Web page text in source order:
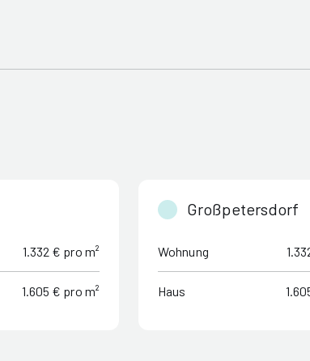
1.332 € pro m²
1.605 € pro m²
Großpetersdorf
Wohnung
Haus